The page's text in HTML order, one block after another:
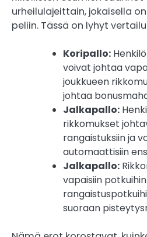
urheilulajeittain, jokaisella
peliin. Tässä on lyhyt
Koripallo:
voivat johtaa
joukkueen
johtaa
Jalkapallo:
rikkomukset
rangaistuksiin ja
automaattisiin
Jalkapallo:
vapaisiin
suoraan